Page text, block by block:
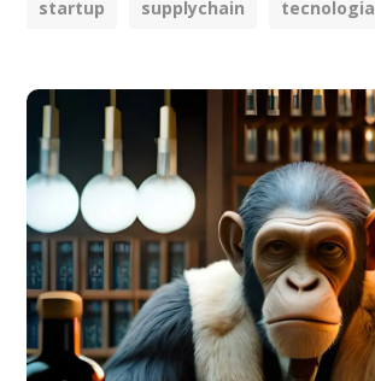
startup supplychain tecnologia